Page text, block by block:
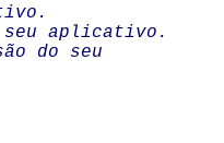
aplicativo.
do seu